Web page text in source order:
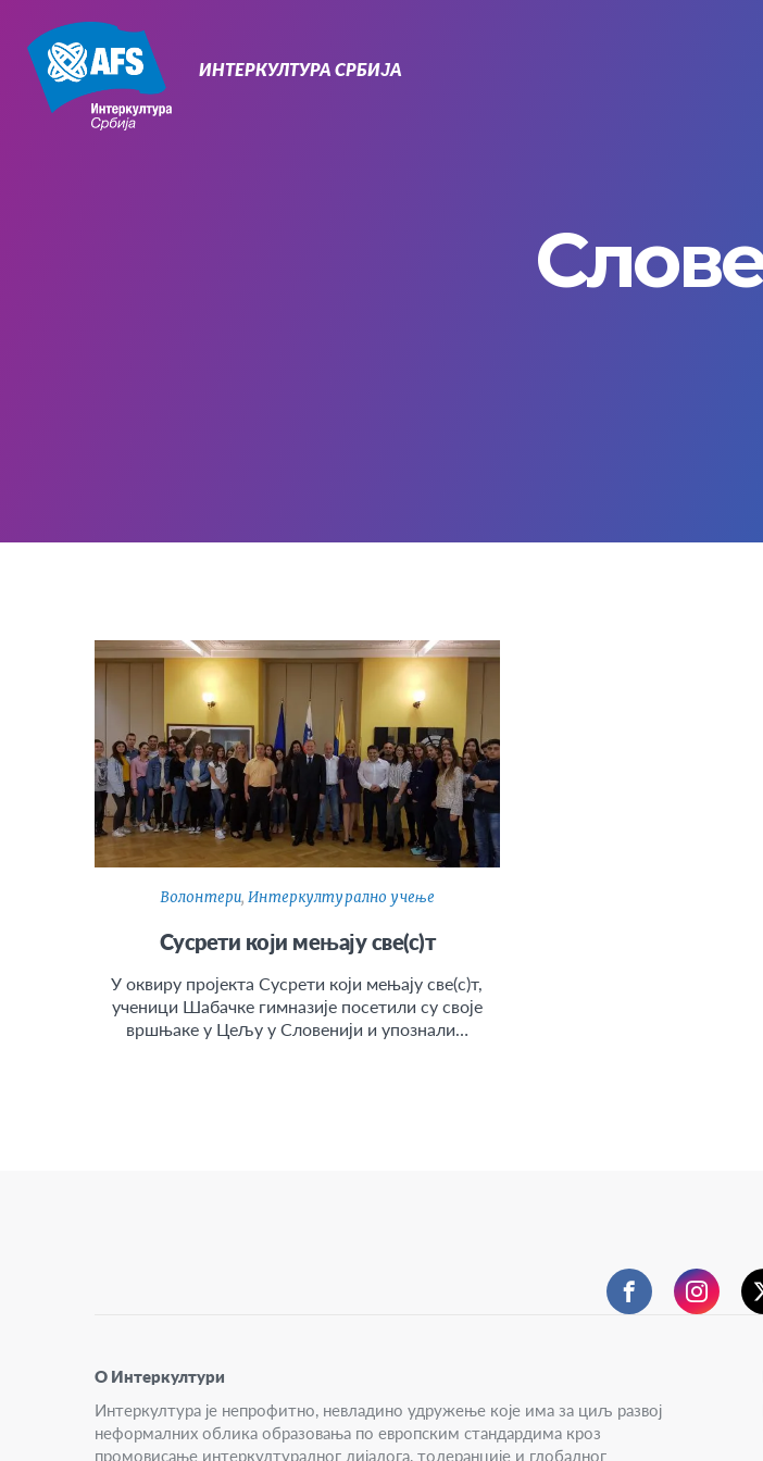
ИНТЕРКУЛТУРА СРБИЈА
Волонтери,Интеркултурално учење
Сусрети који мењају све(с)т
У оквиру пројекта Сусрети који мењају све(с)т,
ученици Шабачке гимназије посетили су своје
вршњаке у Цељу у Словенији и упознали…
фејсбук
О Интеркултури
Интеркултура је непрофитно, невладино удружење које има за циљ развој
неформалних облика образовања по европским стандардима кроз
промовисање интеркултуралног дијалога, толеранције и глобалног